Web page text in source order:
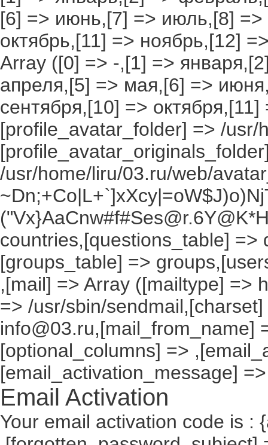
[6] => июнь,[7] => июль,[8] =>
октябрь,[11] => ноябрь,[12]
Array ([0] => -,[1] =>
апреля,[5] => мая,[6] =>
сентября,[10] =>
[profile_avatar_folder] => /
/usr/home/liru/03.ru/web/
countries,[questions_table]
[groups_table] =>
,[mail] => Array ([mailtype] =>
=> /usr/sbin/
info@03.ru,[mail_from_name]
[optional_columns] =>
[email_activation_message] =>
Email Activation
Your email activation code is :